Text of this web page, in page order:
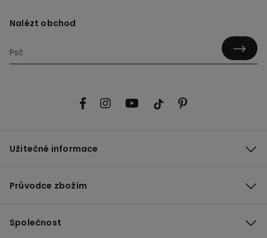
Nalézt obchod
Užitečné informace
Průvodce zbožím
Společnost